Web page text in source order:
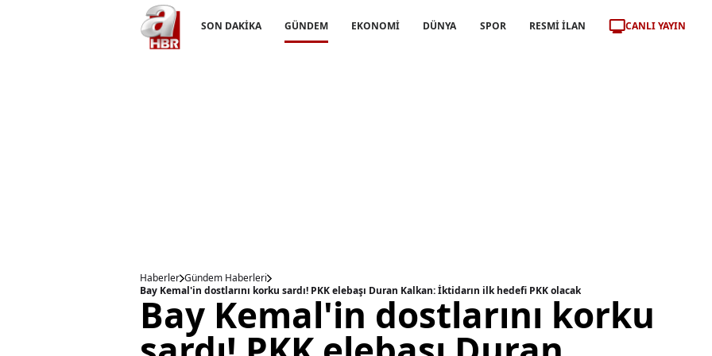
SON DAKİKA GÜNDEM EKONOMİ DÜNYA SPOR RESMİ İLAN CANLI YAYIN
Haberler Gündem Haberleri
Bay Kemal'in dostlarını korku sardı! PKK elebaşı Duran Kalkan: İktidarın ilk hedefi PKK olacak
Bay Kemal'in dostlarını korku